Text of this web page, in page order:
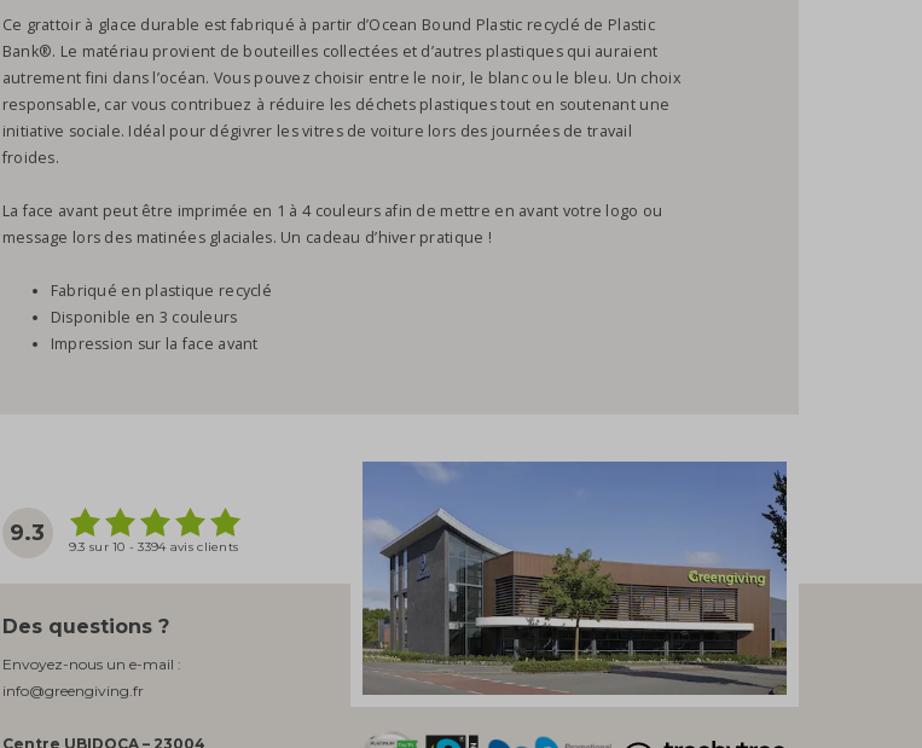
Ce grattoir à glace durable est fabriqué à partir d’Ocean Bound Plastic recyclé de Plastic
Bank®. Le matériau provient de bouteilles collectées et d’autres plastiques qui auraient
autrement fini dans l’océan. Vous pouvez choisir entre le noir, le blanc ou le bleu. Un choix
responsable, car vous contribuez à réduire les déchets plastiques tout en soutenant une
initiative sociale. Idéal pour dégivrer les vitres de voiture lors des journées de travail
froides.
La face avant peut être imprimée en 1 à 4 couleurs afin de mettre en avant votre logo ou
message lors des matinées glaciales. Un cadeau d’hiver pratique !
Fabriqué en plastique recyclé
Disponible en 3 couleurs
Impression sur la face avant
9.3
9.3 sur 10 - 3394 avis clients
Des questions ?
Envoyez-nous un e-mail :
info@greengiving.fr
Centre UBIDOCA – 23004